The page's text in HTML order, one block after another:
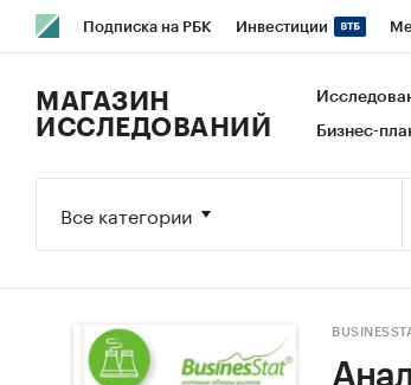
Подписка на РБК Инвестиции
Исследования Кредитные рейтинги
МАГАЗИН
ИССЛЕДОВАНИЙ
Бизнес-
Все категории